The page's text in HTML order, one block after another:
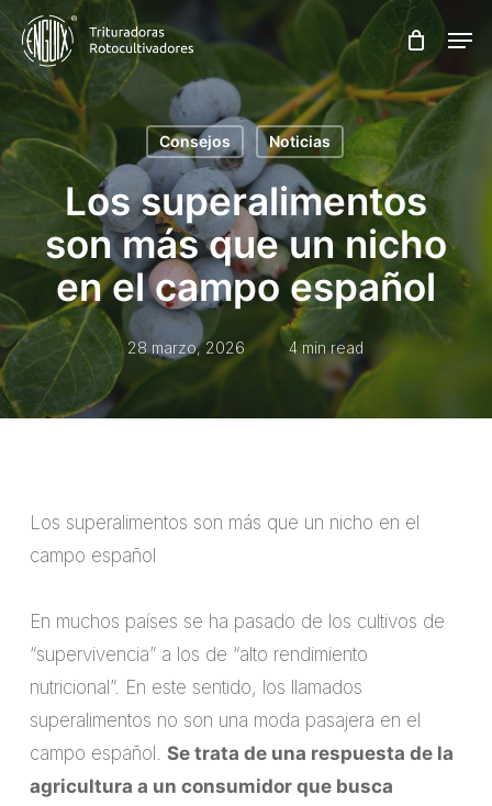
Skip
to
main
Consejos Noticias
Los superalimentos
son más que un nicho
en el campo español
28 marzo, 2026 4 min read
Los superalimentos son más que un nicho en el
campo español
En muchos países se ha pasado de los cultivos de
“supervivencia” a los de “alto rendimiento
nutricional”. En este sentido, los llamados
superalimentos no son una moda pasajera en el
campo español. Se trata de una respuesta de la
agricultura a un consumidor que busca